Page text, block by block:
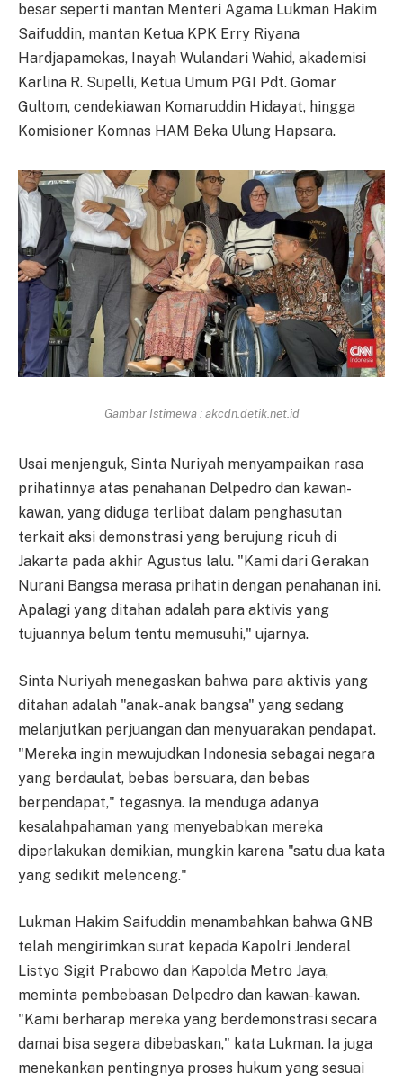
besar seperti mantan Menteri Agama Lukman Hakim
Saifuddin, mantan Ketua KPK Erry Riyana
Hardjapamekas, Inayah Wulandari Wahid, akademisi
Karlina R. Supelli, Ketua Umum PGI Pdt. Gomar
Gultom, cendekiawan Komaruddin Hidayat, hingga
Komisioner Komnas HAM Beka Ulung Hapsara.
Gambar Istimewa : akcdn.detik.net.id
Usai menjenguk, Sinta Nuriyah menyampaikan rasa
prihatinnya atas penahanan Delpedro dan kawan-
kawan, yang diduga terlibat dalam penghasutan
terkait aksi demonstrasi yang berujung ricuh di
Jakarta pada akhir Agustus lalu. "Kami dari Gerakan
Nurani Bangsa merasa prihatin dengan penahanan ini.
Apalagi yang ditahan adalah para aktivis yang
tujuannya belum tentu memusuhi," ujarnya.
Sinta Nuriyah menegaskan bahwa para aktivis yang
ditahan adalah "anak-anak bangsa" yang sedang
melanjutkan perjuangan dan menyuarakan pendapat.
"Mereka ingin mewujudkan Indonesia sebagai negara
yang berdaulat, bebas bersuara, dan bebas
berpendapat," tegasnya. Ia menduga adanya
kesalahpahaman yang menyebabkan mereka
diperlakukan demikian, mungkin karena "satu dua kata
yang sedikit melenceng."
Lukman Hakim Saifuddin menambahkan bahwa GNB
telah mengirimkan surat kepada Kapolri Jenderal
Listyo Sigit Prabowo dan Kapolda Metro Jaya,
meminta pembebasan Delpedro dan kawan-kawan.
"Kami berharap mereka yang berdemonstrasi secara
damai bisa segera dibebaskan," kata Lukman. Ia juga
menekankan pentingnya proses hukum yang sesuai